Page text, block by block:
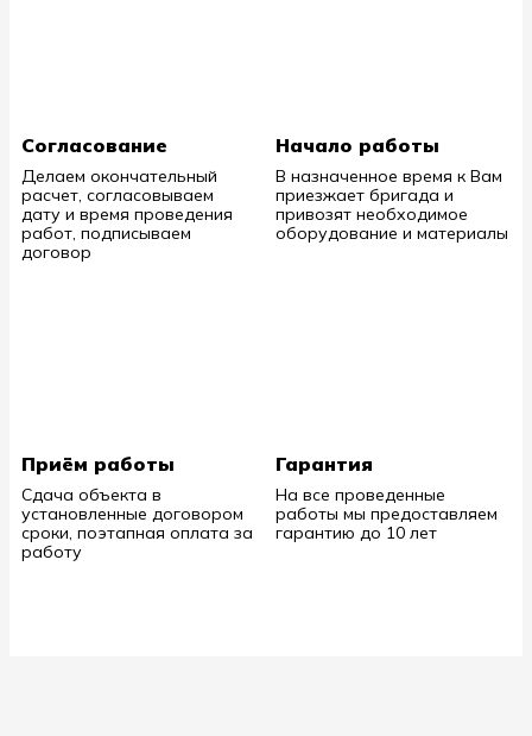
Согласование
Делаем окончательный
расчет, согласовываем
дату и время проведения
работ, подписываем
договор
Начало работы
В назначенное время к Вам
приезжает бригада и
привозят необходимое
оборудование и материалы
Приём работы
Сдача объекта в
установленные договором
сроки, поэтапная оплата за
работу
Гарантия
На все проведенные
работы мы предоставляем
гарантию до 10 лет